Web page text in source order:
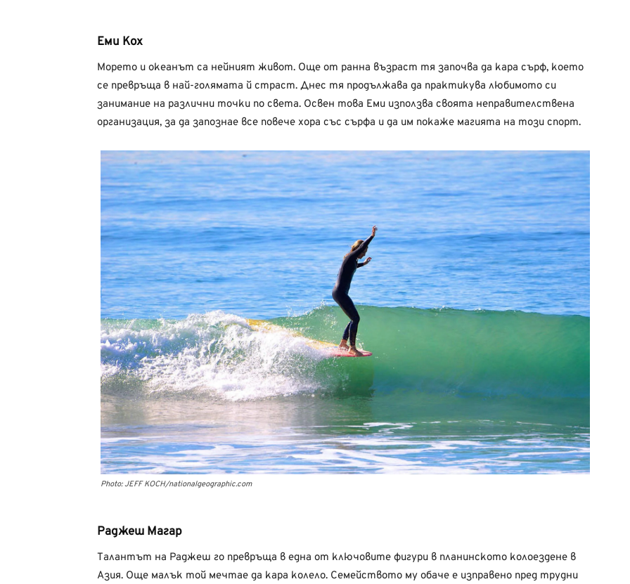
Еми Кох
Морето и океанът са нейният живот. Още от ранна възраст тя започва да кара сърф, което
се превръща в най-голямата й страст. Днес тя продължава да практикува любимото си
занимание на различни точки по света. Освен това Еми използва своята неправителствена
организация, за да запознае все повече хора със сърфа и да им покаже магията на този спорт.
Photo: JEFF KOCH/nationalgeographic.com
Раджеш Магар
Талантът на Раджеш го превръща в една от ключовите фигури в планинското колоездене в
Азия. Още малък той мечтае да кара колело. Семейството му обаче е изправено пред трудни